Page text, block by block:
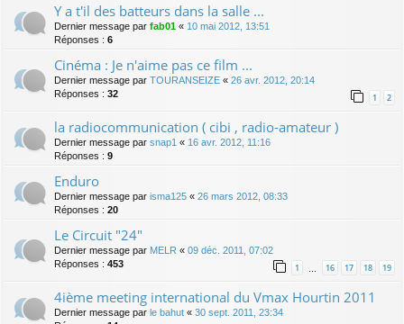
Y a t'il des batteurs dans la salle ...
Dernier message par fab01 « 10 mai 2012, 13:51
Réponses : 6
Cinéma : Je n'aime pas ce film ...
Dernier message par TOURANSEIZE « 26 avr. 2012, 20:14
Réponses : 32 1 2
la radiocommunication ( cibi , radio-amateur )
Dernier message par snap1 « 16 avr. 2012, 11:16
Réponses : 9
Enduro
Dernier message par isma125 « 26 mars 2012, 08:33
Réponses : 20
Le Circuit "24"
Dernier message par MELR « 09 déc. 2011, 07:02
Réponses : 453 1 16 17 18 19
4ième meeting international du Vmax Hourtin 2011
Dernier message par le bahut « 30 sept. 2011, 23:34